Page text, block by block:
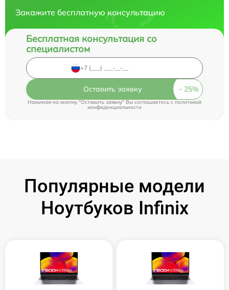
Закажите бесплатную консультацию
Бесплатная консультация со
специалистом
Оставить заявку
Нажимая на кнопку "Оставить заявку" Вы соглашаетесь cполитикой
конфиденциальности
Популярные модели
Ноутбуков Infinix